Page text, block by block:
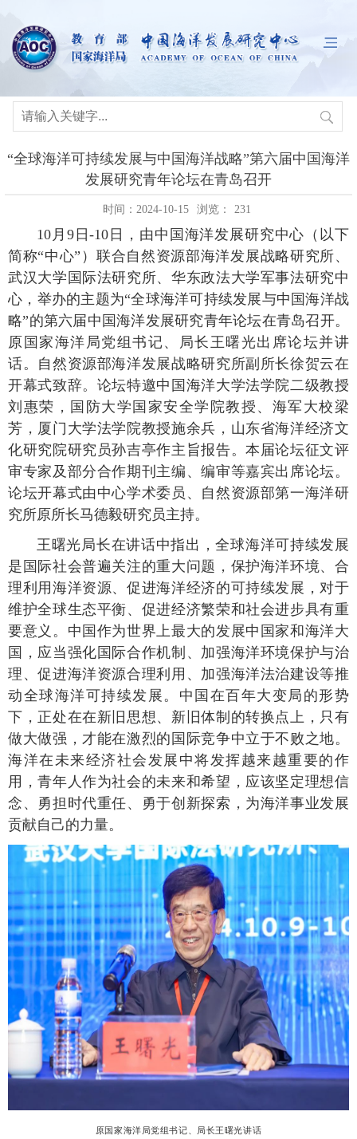
“全球海洋可持续发展与中国海洋战略”第六届中国海洋
发展研究青年论坛在青岛召开
时间：2024-10-15 浏览： 231
10月9日-10日，由中国海洋发展研究中心（以下
简称“中心”）联合自然资源部海洋发展战略研究所、
武汉大学国际法研究所、华东政法大学军事法研究中
心，举办的主题为“全球海洋可持续发展与中国海洋战
略”的第六届中国海洋发展研究青年论坛在青岛召开。
原国家海洋局党组书记、局长王曙光出席论坛并讲
话。自然资源部海洋发展战略研究所副所长徐贺云在
开幕式致辞。论坛特邀中国海洋大学法学院二级教授
刘惠荣，国防大学国家安全学院教授、海军大校梁
芳，厦门大学法学院教授施余兵，山东省海洋经济文
化研究院研究员孙吉亭作主旨报告。本届论坛征文评
审专家及部分合作期刊主编、编审等嘉宾出席论坛。
论坛开幕式由中心学术委员、自然资源部第一海洋研
究所原所长马德毅研究员主持。
王曙光局长在讲话中指出，全球海洋可持续发展
是国际社会普遍关注的重大问题，保护海洋环境、合
理利用海洋资源、促进海洋经济的可持续发展，对于
维护全球生态平衡、促进经济繁荣和社会进步具有重
要意义。中国作为世界上最大的发展中国家和海洋大
国，应当强化国际合作机制、加强海洋环境保护与治
理、促进海洋资源合理利用、加强海洋法治建设等推
动全球海洋可持续发展。中国在百年大变局的形势
下，正处在在新旧思想、新旧体制的转换点上，只有
做大做强，才能在激烈的国际竞争中立于不败之地。
海洋在未来经济社会发展中将发挥越来越重要的作
用，青年人作为社会的未来和希望，应该坚定理想信
念、勇担时代重任、勇于创新探索，为海洋事业发展
贡献自己的力量。
原国家海洋局党组书记、局长王曙光讲话